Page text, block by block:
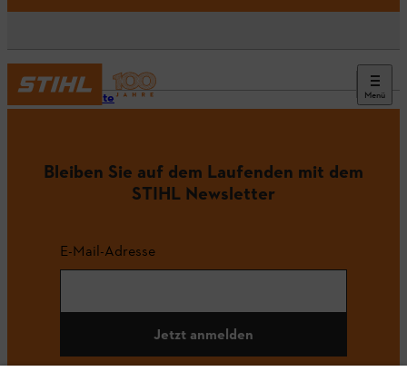
Menü
Startseite
Bleiben Sie auf dem Laufenden mit dem
STIHL Newsletter
E-Mail-Adresse
Jetzt anmelden